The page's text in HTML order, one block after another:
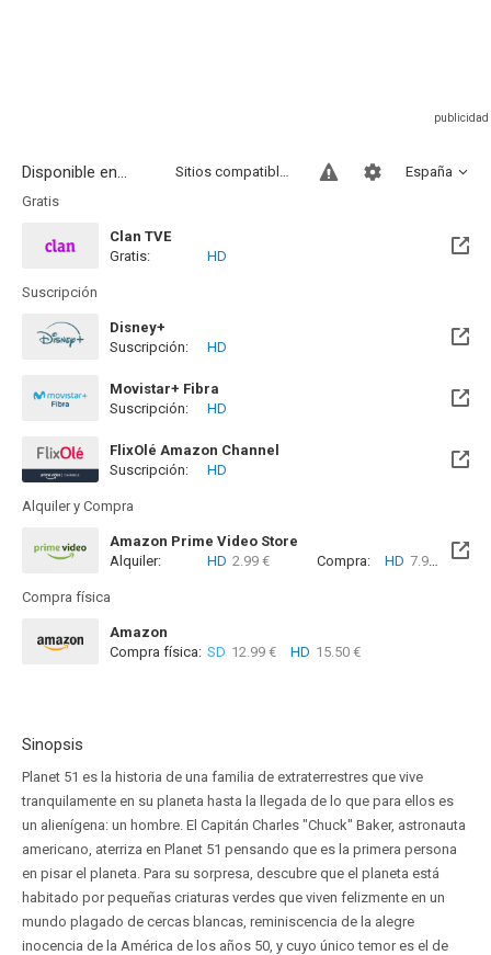
Disponible en... España
Sitios compatibles
Gratis
Clan TVE
Gratis:
HD
Suscripción
Disney+
Suscripción:
HD
Movistar+ Fibra
Disponible hasta el Vie, 01 Ene 2100 (Quedan 73 años)
Suscripción: HD
FlixOlé Amazon Channel
Suscripción:
HD
Alquiler y Compra
Amazon Prime Video Store
Alquiler:
HD 2.99 € Compra: HD 7.99 €
Compra física
Amazon
Compra física: SD 12.99 € HD 15.50 €
Sinopsis
Planet 51 es la historia de una familia de extraterrestres que vive
tranquilamente en su planeta hasta la llegada de lo que para ellos es
un alienígena: un hombre. El Capitán Charles "Chuck" Baker, astronauta
americano, aterriza en Planet 51 pensando que es la primera persona
en pisar el planeta. Para su sorpresa, descubre que el planeta está
habitado por pequeñas criaturas verdes que viven felizmente en un
mundo plagado de cercas blancas, reminiscencia de la alegre
inocencia de la América de los años 50, y cuyo único temor es el de